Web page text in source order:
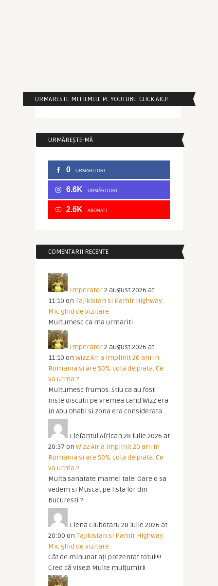
URMARESTE-MI FILMELE PE YOUTUBE. CLICK AICI!
URMĂREȘTE-MĂ
0 URMARITORI
6.6K URMĂRITORI
2.6K ABONATI
COMENTARII RECENTE
Imperator2 august 2026 at
11:10 on Tajikistan si Pamir Highway.
Mic ghid de vizitare
Multumesc ca ma urmariti
Imperator2 august 2026 at
11:10 on Wizz Air a implinit 20 ani in
Romania si are 50% cota de piata. Ce
va urma ?
Multumesc frumos. Stiu ca au fost
niste discutii pe vremea cand Wizz era
in Abu Dhabi si zona era considerata
Elefantul African 28 iulie 2026 at
20:37 on Wizz Air a implinit 20 ani in
Romania si are 50% cota de piata. Ce
va urma ?
Multa sanatate mamei tale! Oare o sa
vedem si Muscat pe lista lor din
Bucuresti ?
Elena Ciubotaru 28 iulie 2026 at
20:00 on Tajikistan si Pamir Highway.
Mic ghid de vizitare
Cât de minunat ați prezentat totul!!!!
Cred că visez! Multe mulțumiri!